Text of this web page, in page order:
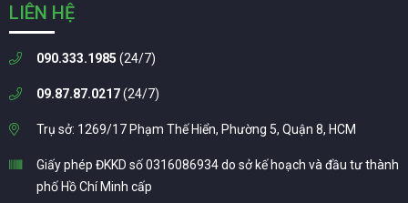
LIÊN HỆ
090.333.1985 (24/7)
09.87.87.0217(24/7)
Trụ sở: 1269/17 Phạm Thế Hiển, Phường 5, Quận 8, HCM
Giấy phép ĐKKD số 0316086934 do sở kế hoạch và đầu tư thành
phố Hồ Chí Minh cấp